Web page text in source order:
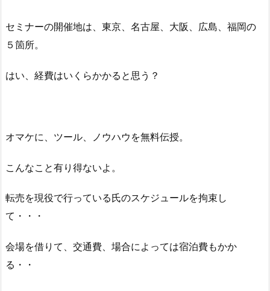
セミナーの開催地は、東京、名古屋、大阪、広島、福岡の
５箇所。
はい、経費はいくらかかると思う？
オマケに、ツール、ノウハウを無料伝授。
こんなこと有り得ないよ。
転売を現役で行っている氏のスケジュールを拘束し
て・・・
会場を借りて、交通費、場合によっては宿泊費もかか
る・・